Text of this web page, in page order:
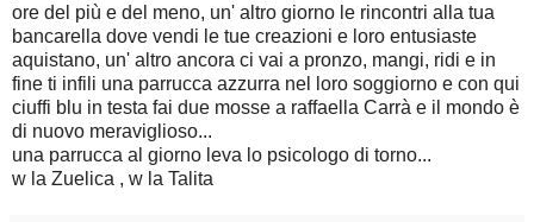
ore del più e del meno, un' altro giorno le rincontri alla tua
bancarella dove vendi le tue creazioni e loro entusiaste
aquistano, un' altro ancora ci vai a pronzo, mangi, ridi e in
fine ti infili una parrucca azzurra nel loro soggiorno e con qui
ciuffi blu in testa fai due mosse a raffaella Carrà e il mondo è
di nuovo meraviglioso...
una parrucca al giorno leva lo psicologo di torno...
w la Zuelica , w la Talita